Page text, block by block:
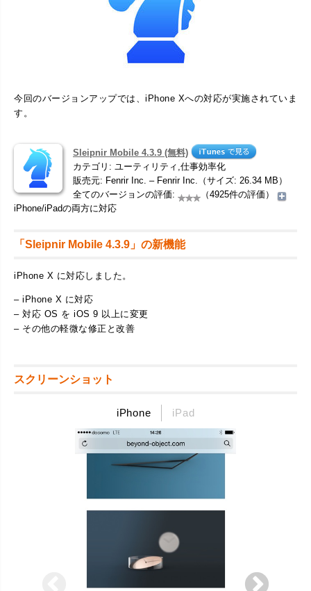
今回のバージョンアップでは、iPhone Xへの対応が実施されていま
す。
Sleipnir Mobile 4.3.9 (無料)
カテゴリ: ユーティリティ,仕事効率化
販売元: Fenrir Inc. – Fenrir Inc.（サイズ: 26.34 MB）
全てのバージョンの評価:
（4925件の評価）
iPhone/iPadの両方に対応
「Sleipnir Mobile 4.3.9」の新機能
iPhone X に対応しました。
– iPhone X に対応
– 対応 OS を iOS 9 以上に変更
– その他の軽微な修正と改善
スクリーンショット
iPhone iPad